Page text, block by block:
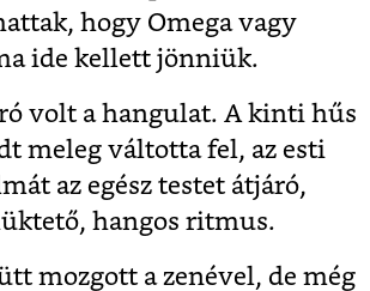
hogy Omega vagy
ide kellett jönniük.
volt a hangulat. A kinti hűs
meleg váltotta fel, az esti
az egész testet átjáró,
hangos ritmus.
mozgott a zenével, de még